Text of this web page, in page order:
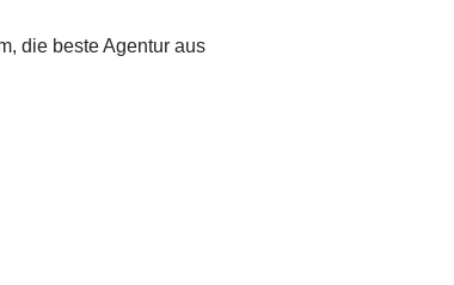
die beste Agentur aus